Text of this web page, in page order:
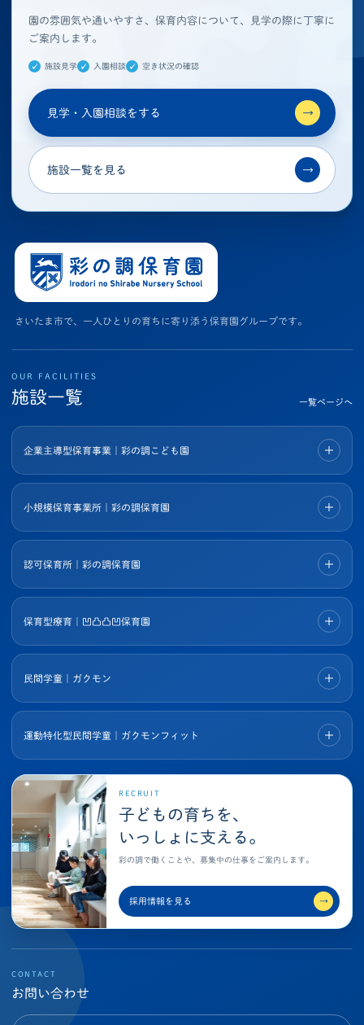
園の雰囲気や通いやすさ、保育内容について、見学の際に丁寧に
ご案内します。
施設見学 入園相談 空き状況の確認
見学・入園相談をする →
施設一覧を見る →
さいたま市で、一人ひとりの育ちに寄り添う保育園グループです。
OUR FACILITIES
施設一覧 一覧ページへ
企業主導型保育事業｜彩の調こども園
小規模保育事業所｜彩の調保育園
認可保育所｜彩の調保育園
保育型療育｜凹凸凸凹保育園
民間学童｜ガクモン
運動特化型民間学童｜ガクモンフィット
RECRUIT
子どもの育ちを、
いっしょに支える。
彩の調で働くことや、募集中の仕事をご案内します。
採用情報を見る →
CONTACT
お問い合わせ